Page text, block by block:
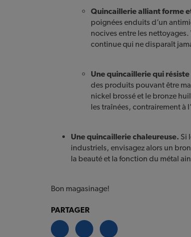
Quincaillerie alliant forme
poignées enduits d’un
nocives entre les
continue qui ne disparaît
Une quincaillerie qui
des produits pouvant être
nickel brossé et le bronze
les traînées, contrairement à
Une quincaillerie chaleureuse. Si
industriels, envisagez alors un
la beauté et la fonction du métal
Bon magasinage!
PARTAGER